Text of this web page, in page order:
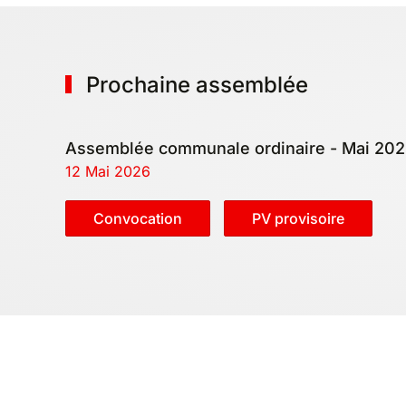
Prochaine assemblée
Assemblée communale ordinaire - Mai
12 Mai 2026
Convocation PV provisoire